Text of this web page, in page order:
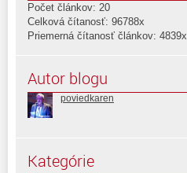
Počet článkov: 20
Celková čítanosť: 96788x
Priemerná čítanosť článkov: 4839x
Autor blogu
poviedkaren
Kategórie